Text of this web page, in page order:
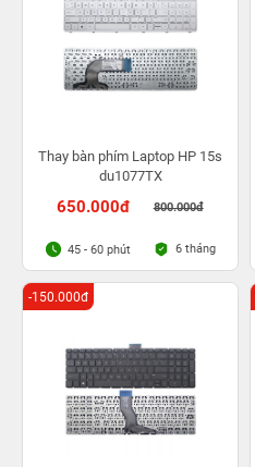
Thay bàn phím Laptop HP 15s
du1077TX
650.000đ 800.000đ
45 - 60 phút 6 tháng
-150.000đ